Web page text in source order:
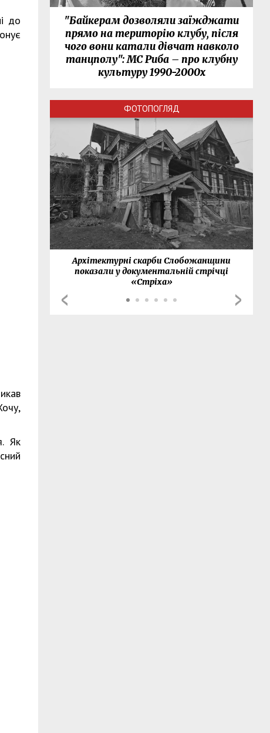
до
Як
"Байкерам дозволяли заїжджати
прямо на територію клубу, після
чого вони катали дівчат навколо
танцполу": МС Риба – про клубну
культуру 1990-2000х
ФОТОПОГЛЯД
Архітектурні скарби Слобожанщини
показали у документальній стрічці
«Стріха»